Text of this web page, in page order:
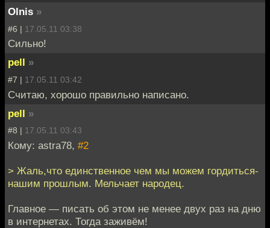
Olnis »
#6 | 17.05.11 03:38
Сильно!
pell »
#7 | 17.05.11 03:42
Считаю, хорошо правильно написано.
pell »
#8 | 17.05.11 03:43
Кому: astra78, #2
> Жаль,что единственное чем мы можем гордиться-
нашим прошлым. Мельчает народец.
Главное — писать об этом не менее двух раз на дню
в интернетах. Тогда заживём!